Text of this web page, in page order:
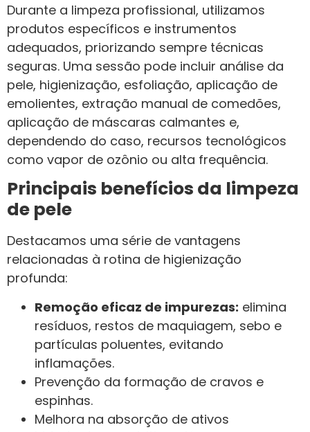
Durante a limpeza profissional, utilizamos
produtos específicos e instrumentos
adequados, priorizando sempre técnicas
seguras. Uma sessão pode incluir análise da
pele, higienização, esfoliação, aplicação de
emolientes, extração manual de comedões,
aplicação de máscaras calmantes e,
dependendo do caso, recursos tecnológicos
como vapor de ozônio ou alta frequência.
Principais benefícios da limpeza
de pele
Destacamos uma série de vantagens
relacionadas à rotina de higienização
profunda:
Remoção eficaz de impurezas: elimina
resíduos, restos de maquiagem, sebo e
partículas poluentes, evitando
inflamações.
Prevenção da formação de cravos e
espinhas.
Melhora na absorção de ativos